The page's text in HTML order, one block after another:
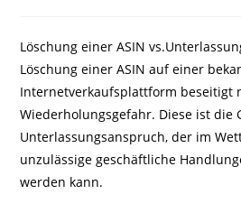
Löschung einer ASIN
Löschung einer ASIN auf einer
Internetverkaufsplattform beseitigt
Wiederholungsgefahr. Diese ist die
Unterlassungsanspruch, der im
unzulässige geschäftliche
werden kann.